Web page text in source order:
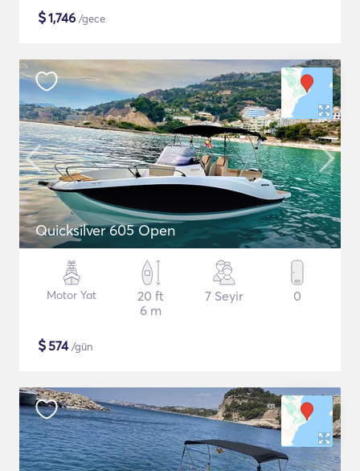
$1,746 /gece
Quicksilver 605 Open
Motor Yat
20 ft
6 m
7 Seyir 0
$574/gün